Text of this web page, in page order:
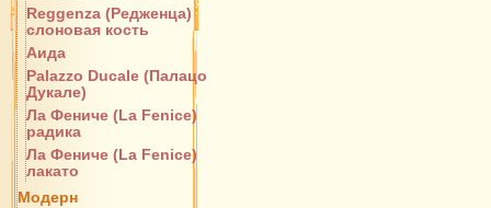
Reggenza (Редженца)
слоновая кость
Аида
Palazzo Ducale (Палацо
Дукале)
Ла Фениче (La Fenice)
радика
Ла Фениче (La Fenice)
лакато
Модерн